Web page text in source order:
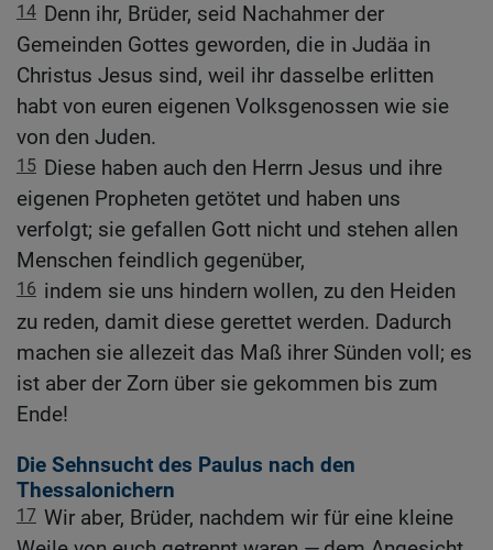
14 Denn ihr, Brüder, seid Nachahmer der
Gemeinden Gottes geworden, die in Judäa in
Christus Jesus sind, weil ihr dasselbe erlitten
habt von euren eigenen Volksgenossen wie sie
von den Juden.
15 Diese haben auch den Herrn Jesus und ihre
eigenen Propheten getötet und haben uns
verfolgt; sie gefallen Gott nicht und stehen allen
Menschen feindlich gegenüber,
16 indem sie uns hindern wollen, zu den Heiden
zu reden, damit diese gerettet werden. Dadurch
machen sie allezeit das Maß ihrer Sünden voll; es
ist aber der Zorn über sie gekommen bis zum
Ende!
Die Sehnsucht des Paulus nach den
Thessalonichern
17 Wir aber, Brüder, nachdem wir für eine kleine